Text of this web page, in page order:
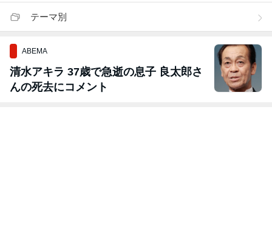
テーマ別
ABEMA
清水アキラ 37歳で急逝の息子 良太郎さ
んの死去にコメント